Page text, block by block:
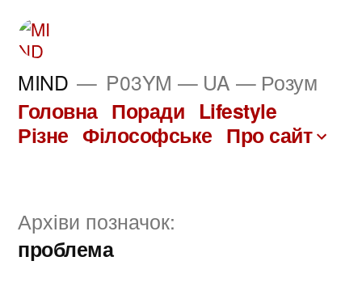
Перейти
вмісту
MIND P03YM — UA — Розум
Головна Поради Lifestyle
Різне Філософське Про сайт
Архіви позначок:
проблема